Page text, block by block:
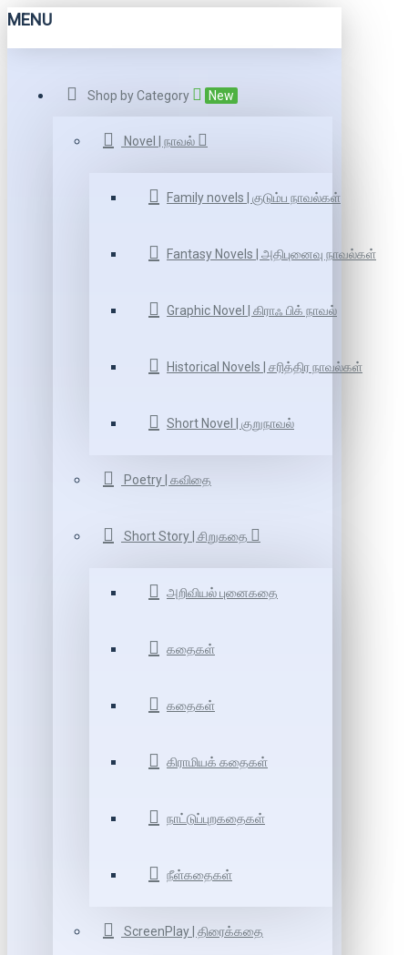
MENU
Shop by Category New
Novel | நாவல்
Family novels | குடும்ப நாவல்கள்
Fantasy Novels | அதிபுனைவு நாவல்கள்
Graphic Novel | கிராஃ பிக் நாவல்
Historical Novels | சரித்திர நாவல்கள்
Short Novel | குறுநாவல்
Poetry | கவிதை
Short Story | சிறுகதை
அறிவியல் புனைகதை
கதைகள்
கதைகள்
கிராமியக் கதைகள்
நாட்டுப்புறகதைகள்
நீள்கதைகள்
ScreenPlay | திரைக்கதை